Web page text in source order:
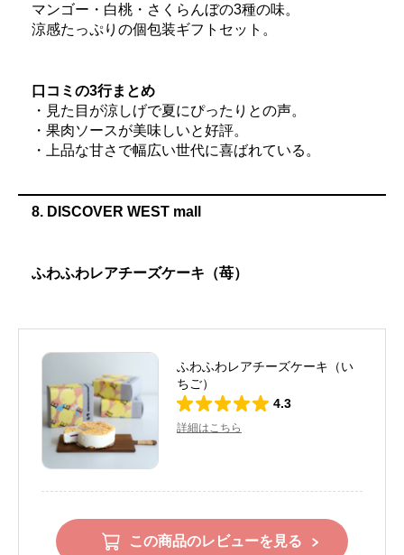
マンゴー・白桃・さくらんぼの3種の味。
涼感たっぷりの個包装ギフトセット。
口コミの3行まとめ
・見た目が涼しげで夏にぴったりとの声。
・果肉ソースが美味しいと好評。
・上品な甘さで幅広い世代に喜ばれている。
8. DISCOVER WEST mall
ふわふわレアチーズケーキ（苺）
ふわふわレアチーズケーキ（い
ちご）
4.3
詳細はこちら
この商品のレビューを見る